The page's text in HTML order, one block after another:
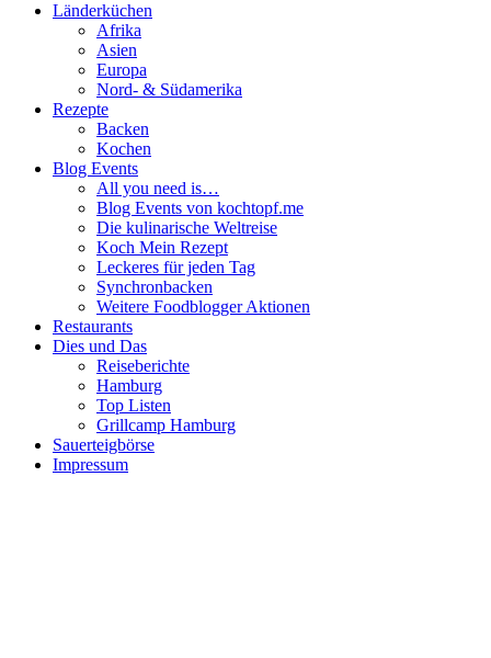
Länderküchen
Afrika
Asien
Europa
Nord- & Südamerika
Rezepte
Backen
Kochen
Blog Events
All you need is…
Blog Events von kochtopf.me
Die kulinarische Weltreise
Koch Mein Rezept
Leckeres für jeden Tag
Synchronbacken
Weitere Foodblogger Aktionen
Restaurants
Dies und Das
Reiseberichte
Hamburg
Top Listen
Grillcamp Hamburg
Sauerteigbörse
Impressum